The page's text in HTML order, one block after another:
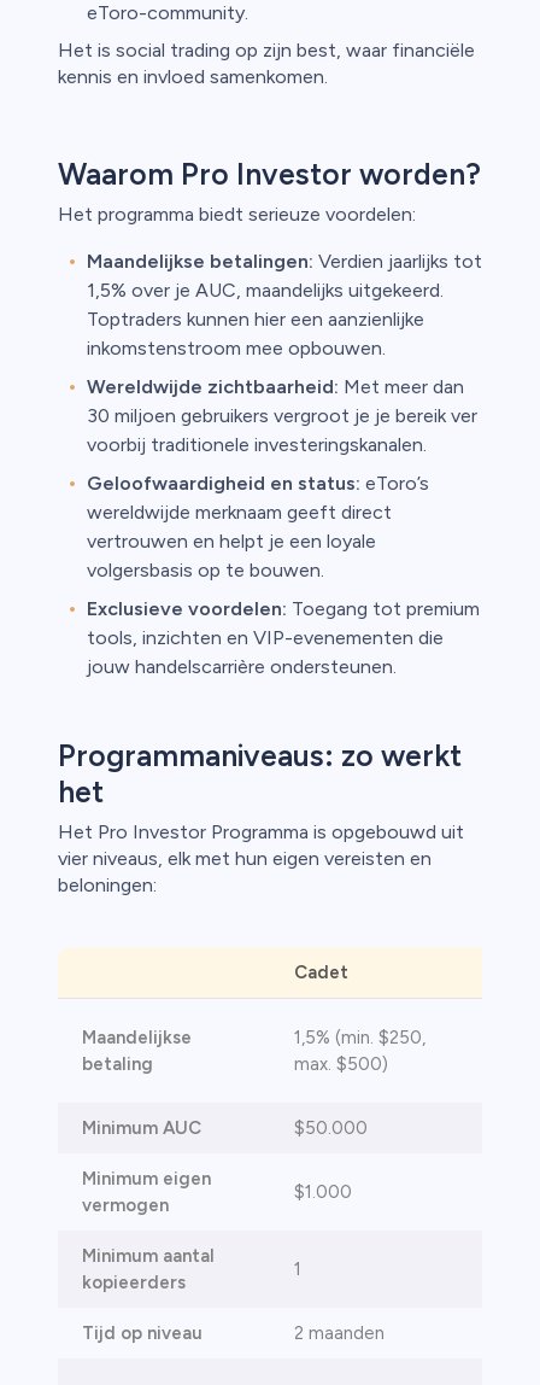
eToro-community.
Het is social trading op zijn best, waar financiële
kennis en invloed samenkomen.
Waarom Pro Investor worden?
Het programma biedt serieuze voordelen:
Maandelijkse betalingen: Verdien jaarlijks tot
1,5% over je AUC, maandelijks uitgekeerd.
Toptraders kunnen hier een aanzienlijke
inkomstenstroom mee opbouwen.
Wereldwijde zichtbaarheid: Met meer dan
30 miljoen gebruikers vergroot je je bereik ver
voorbij traditionele investeringskanalen.
Geloofwaardigheid en status: eToro’s
wereldwijde merknaam geeft direct
vertrouwen en helpt je een loyale
volgersbasis op te bouwen.
Exclusieve voordelen: Toegang tot premium
tools, inzichten en VIP-evenementen die
jouw handelscarrière ondersteunen.
Programmaniveaus: zo werkt
het
Het Pro Investor Programma is opgebouwd uit
vier niveaus, elk met hun eigen vereisten en
beloningen:
Cadet
Maandelijkse
betaling
1,5% (min. $250,
max. $500)
Minimum AUC $50.000
Minimum eigen
vermogen
$1.000
Minimum aantal
kopieerders
1
Tijd op niveau 2 maanden